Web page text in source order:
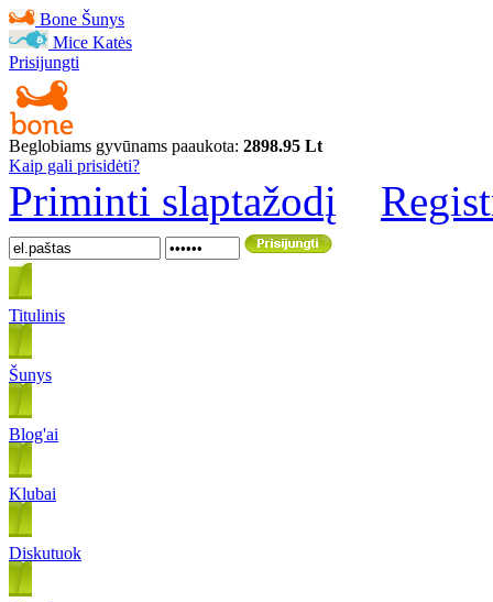
Bone Šunys
Mice Katės
Prisijungti
Beglobiams gyvūnams paaukota: 2898.95 Lt
Kaip gali prisidėti?
Priminti slaptažodį
Titulinis
Šunys
Blog'ai
Klubai
Diskutuok